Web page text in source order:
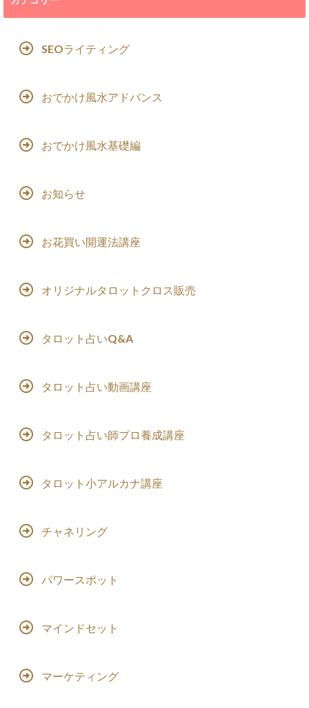
SEOライティング
おでかけ風水アドバンス
おでかけ風水基礎編
お知らせ
お花買い開運法講座
オリジナルタロットクロス販売
タロット占いQ&A
タロット占い動画講座
タロット占い師プロ養成講座
タロット小アルカナ講座
チャネリング
パワースポット
マインドセット
マーケティング